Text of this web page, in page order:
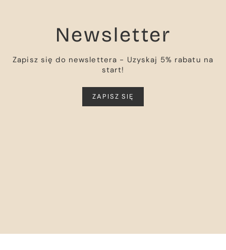
Newsletter
Zapisz się do newslettera - Uzyskaj 5% rabatu na
start!
ZAPISZ SIĘ